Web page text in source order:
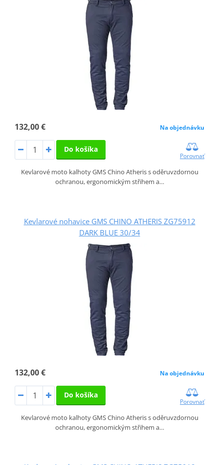
132,00 € Na objednávku
Do košíka
Porovnať
Kevlarové moto kalhoty GMS Chino Atheris s oděruvzdornou
ochranou, ergonomickým střihem a…
Kevlarové nohavice GMS CHINO ATHERIS ZG75912
DARK BLUE 30/34
132,00 € Na objednávku
Do košíka
Porovnať
Kevlarové moto kalhoty GMS Chino Atheris s oděruvzdornou
ochranou, ergonomickým střihem a…